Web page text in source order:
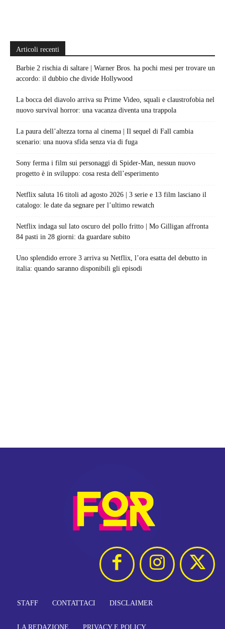
Articoli recenti
Barbie 2 rischia di saltare | Warner Bros. ha pochi mesi per trovare un
accordo: il dubbio che divide Hollywood
La bocca del diavolo arriva su Prime Video, squali e claustrofobia nel
nuovo survival horror: una vacanza diventa una trappola
La paura dell’altezza torna al cinema | Il sequel di Fall cambia
scenario: una nuova sfida senza via di fuga
Sony ferma i film sui personaggi di Spider-Man, nessun nuovo
progetto è in sviluppo: cosa resta dell’esperimento
Netflix saluta 16 titoli ad agosto 2026 | 3 serie e 13 film lasciano il
catalogo: le date da segnare per l’ultimo rewatch
Netflix indaga sul lato oscuro del pollo fritto | Mo Gilligan affronta
84 pasti in 28 giorni: da guardare subito
Uno splendido errore 3 arriva su Netflix, l’ora esatta del debutto in
italia: quando saranno disponibili gli episodi
STAFF CONTATTACI DISCLAIMER
LA REDAZIONE PRIVACY E POLICY